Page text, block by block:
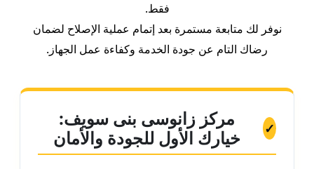
فقط.
نوفر لك متابعة مستمرة بعد إتمام عملية الإصلاح لضمان
رضاك التام عن جودة الخدمة وكفاءة عمل الجهاز.
✓
مركز زانوسى بنى سويف:
خيارك الأول للجودة والأمان